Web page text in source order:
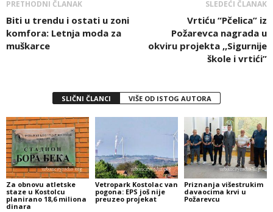
PRETHODNI ČLANAK
Biti u trendu i ostati u zoni
komfora: Letnja moda za
muškarce
SLEDEĆI ČLANAK
Vrtiću “Pčelica” iz
Požarevca nagrada u
okviru projekta ,,Sigurnije
škole i vrtići”
SLIČNI ČLANCI VIŠE OD ISTOG AUTORA
Za obnovu atletske
staze u Kostolcu
planirano 18,6 miliona
dinara
Vetropark Kostolac van
pogona: EPS još nije
preuzeo projekat
Priznanja višestrukim
davaocima krvi u
Požarevcu